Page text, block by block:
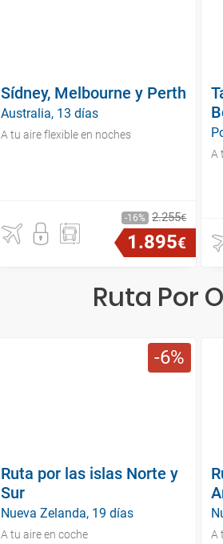
Sídney, Melbourne y Perth
Australia, 13 días
A tu aire flexible en noches
16 2.255€
1.895€
A
Ruta Por
6
Ruta por las islas Norte y
Sur
Nueva Zelanda, 19 días
A tu aire en coche A